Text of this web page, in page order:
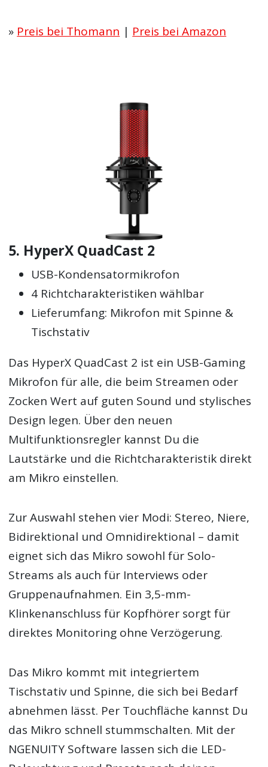
» Preis bei Thomann | Preis bei Amazon
5. HyperX QuadCast 2
USB-Kondensatormikrofon
4 Richtcharakteristiken wählbar
Lieferumfang: Mikrofon mit Spinne &
Tischstativ
Das HyperX QuadCast 2 ist ein USB-Gaming
Mikrofon für alle, die beim Streamen oder
Zocken Wert auf guten Sound und stylisches
Design legen. Über den neuen
Multifunktionsregler kannst Du die
Lautstärke und die Richtcharakteristik direkt
am Mikro einstellen.
Zur Auswahl stehen vier Modi: Stereo, Niere,
Bidirektional und Omnidirektional – damit
eignet sich das Mikro sowohl für Solo-
Streams als auch für Interviews oder
Gruppenaufnahmen. Ein 3,5-mm-
Klinkenanschluss für Kopfhörer sorgt für
direktes Monitoring ohne Verzögerung.
Das Mikro kommt mit integriertem
Tischstativ und Spinne, die sich bei Bedarf
abnehmen lässt. Per Touchfläche kannst Du
das Mikro schnell stummschalten. Mit der
NGENUITY Software lassen sich die LED-